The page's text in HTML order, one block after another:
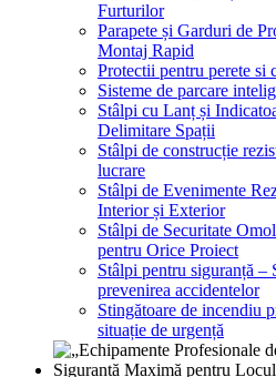
Furturilor
Parapete și Garduri de
Montaj Rapid
Protectii pentru perete si
Sisteme de parcare
Stâlpi cu Lanț și
Delimitare Spații
Stâlpi de construcție
lucrare
Stâlpi de Evenimente
Interior și Exterior
Stâlpi de Securitate
pentru Orice Proiect
Stâlpi pentru siguranță –
prevenirea accidentelor
Stingătoare de incendiu
situație de urgență